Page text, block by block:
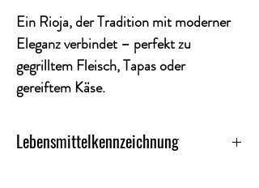
Ein Rioja, derTradition mit moderner
Eleganzverbindet – perfekt zu
gegrilltem Fleisch, Tapas oder
gereiftem Käse.
Lebensmittelkennzeichnung